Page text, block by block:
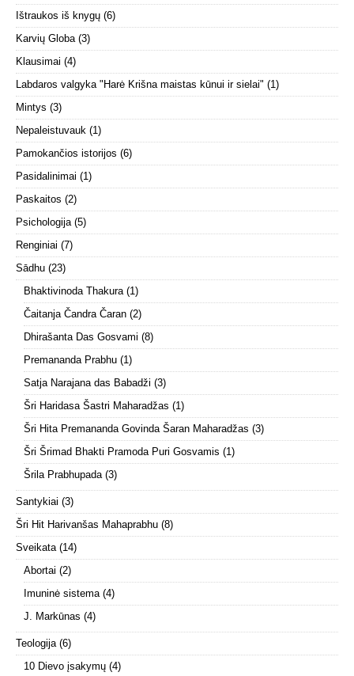
Ištraukos iš knygų (6)
Karvių Globa(3)
Klausimai (4)
Labdaros valgyka "Harė Krišna maistas kūnui ir sielai" (1)
Mintys (3)
Nepaleistuvauk (1)
Pamokančios istorijos (6)
Pasidalinimai (1)
Paskaitos (2)
Psichologija(5)
Renginiai (7)
Sādhu (23)
Bhaktivinoda Thakura(1)
Čaitanja Čandra Čaran (2)
Dhirašanta Das Gosvami (8)
Premananda Prabhu (1)
Satja Narajana das Babadži (3)
Šri Haridasa Šastri Maharadžas (1)
Šri Hita Premananda Govinda Šaran Maharadžas (3)
Šri Šrimad Bhakti Pramoda Puri Gosvamis (1)
Šrila Prabhupada(3)
Santykiai (3)
Šri Hit Harivanšas Mahaprabhu (8)
Sveikata(14)
Abortai (2)
Imuninė sistema(4)
J. Markūnas (4)
Teologija(6)
10 Dievo įsakymų (4)